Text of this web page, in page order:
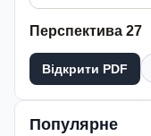
Перспектива 27
Відкрити PDF
Популярне